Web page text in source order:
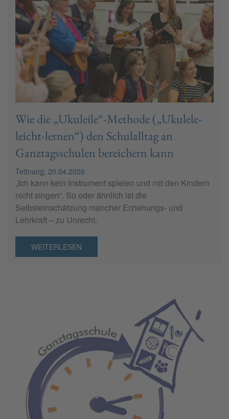
Wie die „Ukuleile“-Methode („Ukulele-
leicht-lernen“) den Schulalltag an
Ganztagsschulen bereichern kann
Tettnang, 20.04.2026
„Ich kann kein Instrument spielen und mit den Kindern
nicht singen“. So oder ähnlich ist die
Selbsteinschätzung mancher Erziehungs- und
Lehrkraft – zu Unrecht.
WEITERLESEN